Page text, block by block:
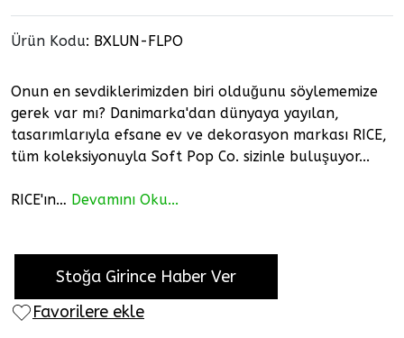
Ürün Kodu: BXLUN-FLPO
Onun en sevdiklerimizden biri olduğunu söylememize
gerek var mı? Danimarka'dan dünyaya yayılan,
tasarımlarıyla efsane ev ve dekorasyon markası RICE,
tüm koleksiyonuyla Soft Pop Co. sizinle buluşuyor...
RICE'ın… Devamını Oku...
Stoğa Girince Haber Ver
Favorilere ekle